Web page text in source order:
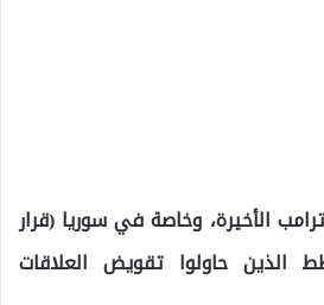
الأخيرة، وخاصة في سوريا (قرار
الذين حاولوا تقويض العلاقات